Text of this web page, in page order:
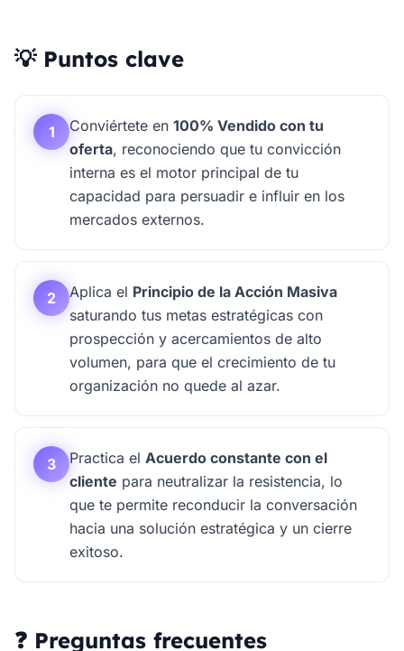
💡 Puntos clave
1 Conviértete en 100% Vendido con tu
oferta, reconociendo que tu convicción
interna es el motor principal de tu
capacidad para persuadir e influir en los
mercados externos.
2 Aplica el Principio de la Acción Masiva
saturando tus metas estratégicas con
prospección y acercamientos de alto
volumen, para que el crecimiento de tu
organización no quede al azar.
3 Practica el Acuerdo constante con el
cliente para neutralizar la resistencia, lo
que te permite reconducir la conversación
hacia una solución estratégica y un cierre
exitoso.
❓ Preguntas frecuentes